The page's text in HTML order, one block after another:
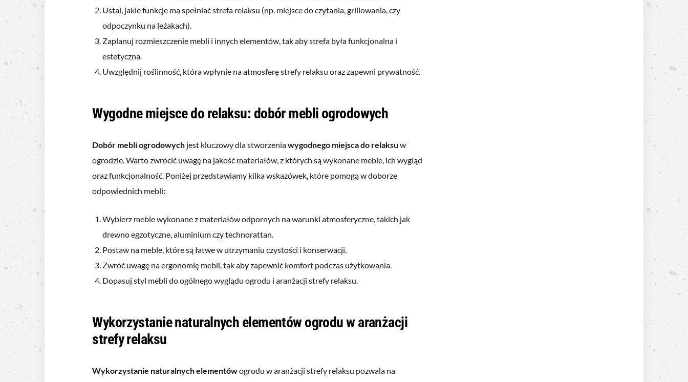
Ustal, jakie funkcje ma spełniać strefa relaksu (np. miejsce do czytania, grillowania, czy
odpoczynku na leżakach).
Zaplanuj rozmieszczenie mebli i innych elementów, tak aby strefa była funkcjonalna i
estetyczna.
Uwzględnij roślinność, która wpłynie na atmosferę strefy relaksu oraz zapewni prywatność.
Wygodne miejsce do relaksu: dobór mebli ogrodowych
Dobór mebli ogrodowych jest kluczowy dla stworzeniawygodnego miejsca do relaksu w
ogrodzie. Warto zwrócić uwagę na jakość materiałów, z których są wykonane meble, ich wygląd
oraz funkcjonalność. Poniżej przedstawiamy kilka wskazówek, które pomogą w doborze
odpowiednich mebli:
Wybierz meble wykonane z materiałów odpornych na warunki atmosferyczne, takich jak
drewno egzotyczne, aluminium czy technorattan.
Postaw na meble, które są łatwe w utrzymaniu czystości i konserwacji.
Zwróć uwagę na ergonomię mebli, tak aby zapewnić komfort podczas użytkowania.
Dopasuj styl mebli do ogólnego wyglądu ogrodu i aranżacji strefy relaksu.
Wykorzystanie naturalnych elementów ogrodu w aranżacji
strefy relaksu
Wykorzystanie naturalnych elementówogrodu w aranżacji strefy relaksu pozwala na